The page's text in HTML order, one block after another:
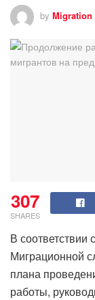
by Migration
307
SHARES
В
Миграционной
плана
работы,